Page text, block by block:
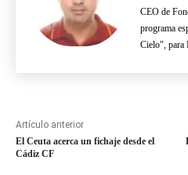
CEO de
programa
Cielo", para
Artículo anterior
El Ceuta acerca un fichaje desde el
Cádiz CF